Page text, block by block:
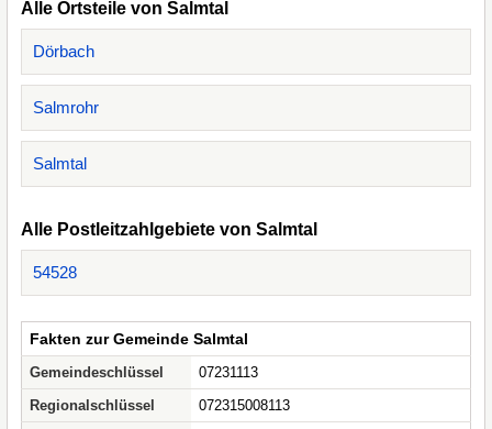
Alle Ortsteile von Salmtal
Dörbach
Salmrohr
Salmtal
Alle Postleitzahlgebiete von Salmtal
54528
Fakten zur Gemeinde Salmtal
Gemeindeschlüssel
07231113
Regionalschlüssel
072315008113